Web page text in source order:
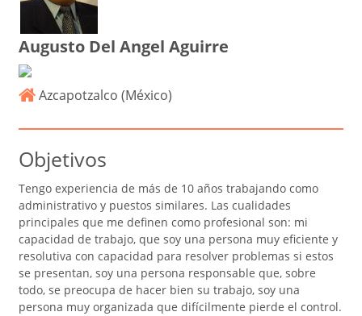
Augusto Del Angel Aguirre
Azcapotzalco (México)
Objetivos
Tengo experiencia de más de 10 años trabajando como
administrativo y puestos similares. Las cualidades
principales que me definen como profesional son: mi
capacidad de trabajo, que soy una persona muy eficiente y
resolutiva con capacidad para resolver problemas si estos
se presentan, soy una persona responsable que, sobre
todo, se preocupa de hacer bien su trabajo, soy una
persona muy organizada que difícilmente pierde el control.